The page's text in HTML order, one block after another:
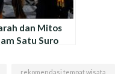
dan Mitos
Satu Suro
rekomendasi tempat wisata